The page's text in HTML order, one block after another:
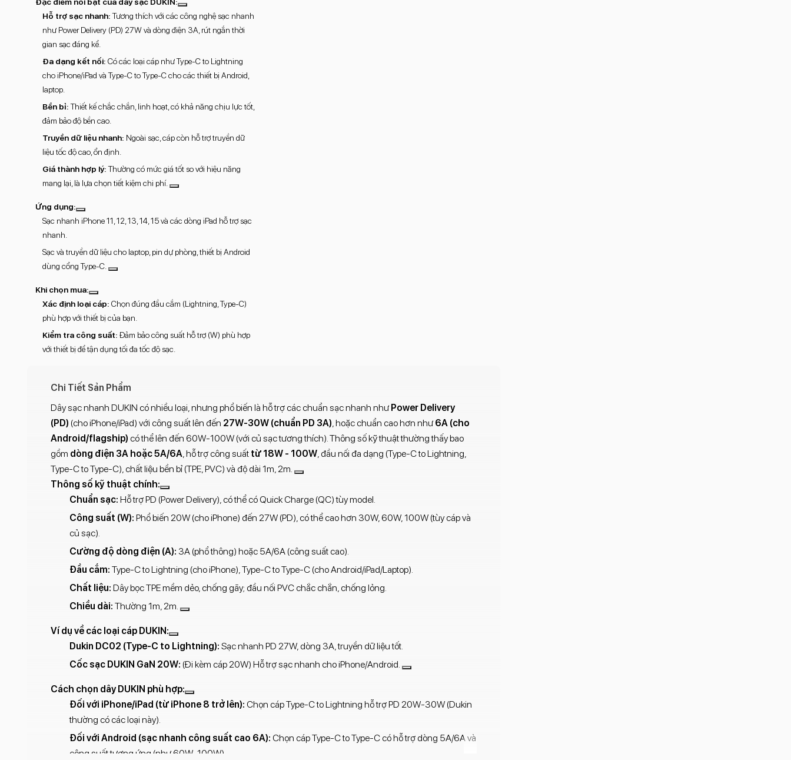
Hỗ trợ sạc nhanh:Tương thích với các công nghệ sạc nhanh
như Power Delivery (PD) 27W và dòng điện 3A, rút ngắn thời
gian sạc đáng kể.
Đa dạng kết nối: Có các loại cáp như Type-C to Lightning
cho iPhone/iPad và Type-C to Type-C cho các thiết bị Android,
laptop.
Bền bỉ:Thiết kế chắc chắn, linh hoạt, có khả năng chịu lực tốt,
đảm bảo độ bền cao.
Truyền dữ liệu nhanh: Ngoài sạc, cáp còn hỗ trợ truyền dữ
liệu tốc độ cao, ổn định.
Giá thành hợp lý:Thường có mức giá tốt so với hiệu năng
mang lại, là lựa chọn tiết kiệm chi phí.
Ứng dụng:
Sạc nhanh iPhone 11, 12, 13, 14, 15 và các dòng iPad hỗ trợ sạc
nhanh.
Sạc và truyền dữ liệu cho laptop, pin dự phòng, thiết bị Android
dùng cổng Type-C.
Khi chọn mua:
Xác định loại cáp: Chọn đúng đầu cắm (Lightning, Type-C)
phù hợp với thiết bị của bạn.
Kiểm tra công suất: Đảm bảo công suất hỗ trợ (W) phù hợp
với thiết bị để tận dụng tối đa tốc độ sạc.
Chi Tiết Sản Phẩm
Dây sạc nhanh DUKIN có nhiều loại, nhưng phổ biến là hỗ trợ các chuẩn sạc nhanh như Power Delivery
(PD) (cho iPhone/iPad) với công suất lên đến 27W-30W (chuẩn PD 3A) , hoặc chuẩn cao hơn như 6A (cho
Android/flagship) có thể lên đến 60W-100W (với củ sạc tương thích). Thông số kỹ thuật thường thấy bao
gồm dòng điện 3A hoặc 5A/6A , hỗ trợ công suất từ 18W - 100W, đầu nối đa dạng (Type-C to Lightning,
Type-C to Type-C), chất liệu bền bỉ (TPE, PVC) và độ dài 1m, 2m.
Thông số kỹ thuật chính:
Chuẩn sạc: Hỗ trợ PD (Power Delivery), có thể có Quick Charge (QC) tùy model.
Công suất (W): Phổ biến 20W (cho iPhone) đến 27W (PD), có thể cao hơn 30W, 60W, 100W (tùy cáp và
củ sạc).
Cường độ dòng điện (A): 3A (phổ thông) hoặc 5A/6A (công suất cao).
Đầu cắm: Type-C to Lightning (cho iPhone), Type-C to Type-C (cho Android/iPad/Laptop).
Chất liệu: Dây bọc TPE mềm dẻo, chống gãy; đầu nối PVC chắc chắn, chống lỏng.
Chiều dài: Thường 1m, 2m.
Ví dụ về các loại cáp DUKIN:
Dukin DC02 (Type-C to Lightning): Sạc nhanh PD 27W, dòng 3A, truyền dữ liệu tốt.
Cốc sạc DUKIN GaN 20W: (Đi kèm cáp 20W) Hỗ trợ sạc nhanh cho iPhone/Android.
Cách chọn dây DUKIN phù hợp:
Đối với iPhone/iPad (từ iPhone 8 trở lên): Chọn cáp Type-C to Lightning hỗ trợ PD 20W-30W (Dukin
thường có các loại này).
Đối với Android (sạc nhanh công suất cao 6A): Chọn cáp Type-C to Type-C có hỗ trợ dòng 5A/6A và
công suất tương ứng (như 60W-100W).